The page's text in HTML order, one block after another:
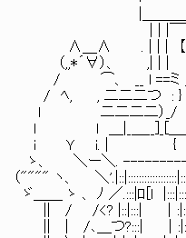
】 【】|
,| | | 【】 |
______| ＿
つ : } ／
_/
| {
.
.:::|ﾛ[l